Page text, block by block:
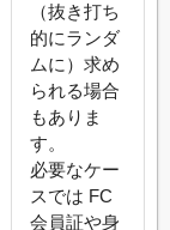
（抜き打ち
的にランダ
ムに）求め
られる場合
もありま
す。
必要なケー
スでは FC
会員証や身